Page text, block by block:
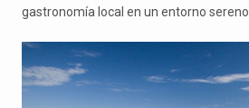
gastronomía local en un entorno sereno.